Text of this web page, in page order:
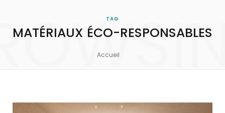
TAG
MATÉRIAUX ÉCO-RESPONSABLES
Accueil